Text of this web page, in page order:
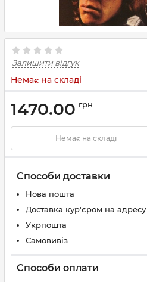
Залишити відгук
Немає на складі
1470.00 грн
Немає на складі
Способи доставки
Нова пошта
Доставка кур'єром на адресу
Укрпошта
Самовивіз
Способи оплати